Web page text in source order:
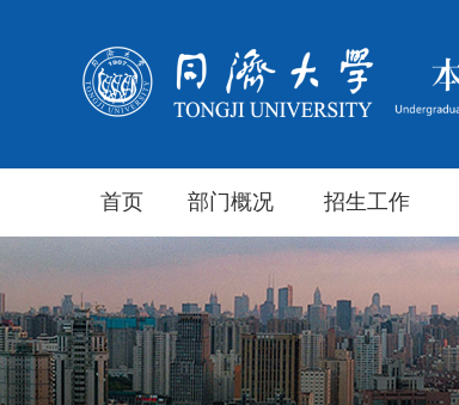
首页 部门概况 招生工作